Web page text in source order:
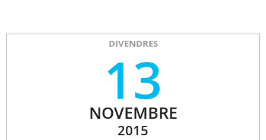
DIVENDRES
13
NOVEMBRE
2015